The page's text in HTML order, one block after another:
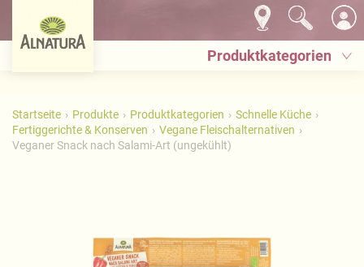
Produktkategorien
Startseite Produkte Produktkategorien
Schnelle Küche
Fertiggerichte & Konserven
Vegane Fleischalternativen
Veganer Snack nach Salami-Art (ungekühlt)